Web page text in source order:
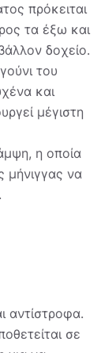
πρόκειται
τα έξω και
δοχείο.
του
και
μέγιστη
η οποία
μήνιγγας να
αντίστροφα.
σε